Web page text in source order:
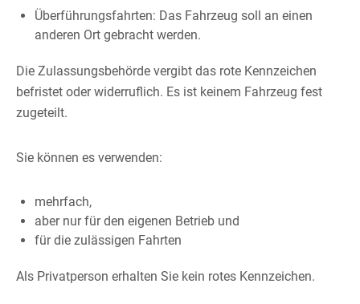
Überführungsfahrten: Das Fahrzeug soll an einen
anderen Ort gebracht werden.
Die Zulassungsbehörde vergibt das rote Kennzeichen
befristet oder widerruflich. Es ist keinem Fahrzeug fest
zugeteilt.
Sie können es verwenden:
mehrfach,
aber nur für den eigenen Betrieb und
für die zulässigen Fahrten
Als Privatperson erhalten Sie kein rotes Kennzeichen.